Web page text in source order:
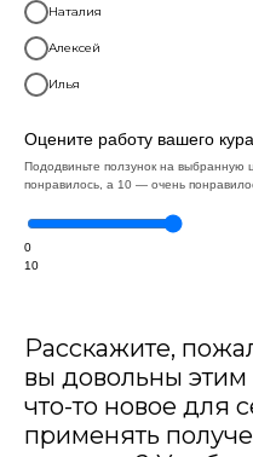
Наталия
Алексей
Илья
Оцените работу вашего
Пододвиньте ползунок на
понравилось, а 10 — очень
0
10
Расскажите,
вы довольны
что-то новое для
применять